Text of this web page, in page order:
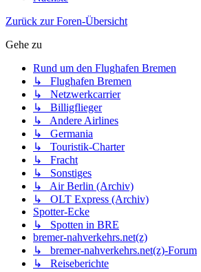
Zurück zur Foren-Übersicht
Gehe zu
Rund um den Flughafen Bremen
↳ Flughafen Bremen
↳ Netzwerkcarrier
↳ Billigflieger
↳ Andere Airlines
↳ Germania
↳ Touristik-Charter
↳ Fracht
↳ Sonstiges
↳ Air Berlin (Archiv)
↳ OLT Express (Archiv)
Spotter-Ecke
↳ Spotten in BRE
bremer-nahverkehrs.net(z)
↳ bremer-nahverkehrs.net(z)-Forum
↳ Reiseberichte